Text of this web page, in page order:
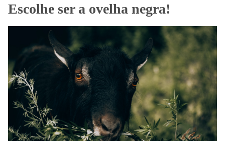
Escolhe ser a ovelha negra!